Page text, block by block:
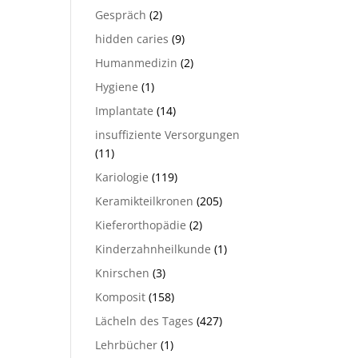
Gespräch (2)
hidden caries (9)
Humanmedizin (2)
Hygiene (1)
Implantate (14)
insuffiziente Versorgungen
(11)
Kariologie (119)
Keramikteilkronen (205)
Kieferorthopädie (2)
Kinderzahnheilkunde (1)
Knirschen (3)
Komposit (158)
Lächeln des Tages (427)
Lehrbücher (1)